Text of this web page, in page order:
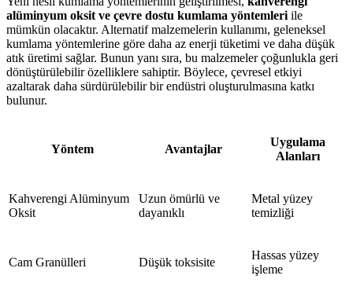
alüminyum oksit ve çevre dostu kumlama yöntemleri ile
mümkün olacaktır. Alternatif malzemelerin kullanımı, geleneksel
kumlama yöntemlerine göre daha az enerji tüketimi ve daha düşük
atık üretimi sağlar. Bunun yanı sıra, bu malzemeler çoğunlukla geri
dönüştürülebilir özelliklere sahiptir. Böylece, çevresel etkiyi
azaltarak daha sürdürülebilir bir endüstri oluşturulmasına katkı
bulunur.
Yöntem Avantajlar
Uygulama
Alanları
Kahverengi Alüminyum
Oksit
Uzun ömürlü ve
dayanıklı
Metal yüzey
temizliği
Cam Granülleri Düşük toksisite
Hassas yüzey
işleme